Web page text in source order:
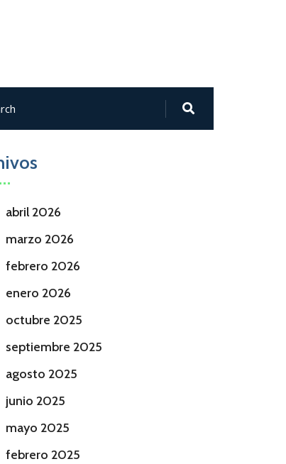
abril 2026
marzo 2026
febrero 2026
enero 2026
octubre 2025
septiembre 2025
agosto 2025
junio 2025
mayo 2025
febrero 2025